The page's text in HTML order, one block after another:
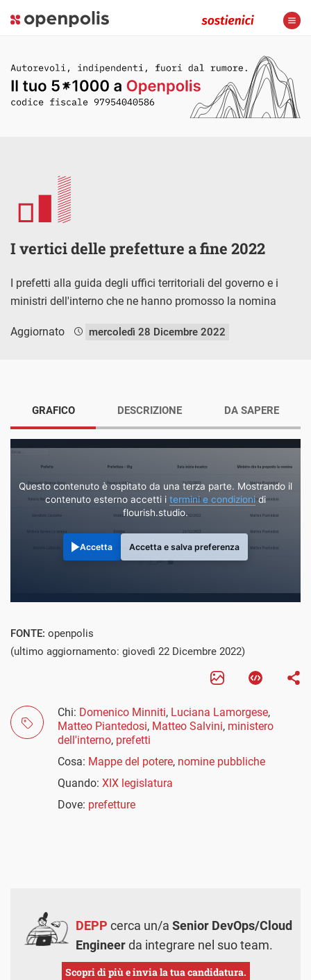
I vertici delle prefetture a fine 2022
I prefetti alla guida degli uffici territoriali del governo e i
ministri dell'interno che ne hanno promosso la nomina
Aggiornato mercoledì 28 Dicembre 2022
GRAFICO
Questo contenuto è ospitato da una terza parte. Mostrando il
contenuto esterno accetti i termini e condizionidi
flourish.studio.
Accetta Accetta e salva preferenza
DESCRIZIONE DA SAPERE
FONTE: openpolis
(ultimo aggiornamento: giovedì 22 Dicembre 2022)
Chi: Domenico Minniti, Luciana Lamorgese,
Matteo Piantedosi, Matteo Salvini, ministero
dell'interno, prefetti
Cosa: Mappe del potere, nomine pubbliche
Quando: XIX legislatura
Dove: prefetture
DEPP cerca un/a Senior DevOps/Cloud
Engineerda integrare nel suo team.
Scopri di più e invia la tua candidatura.